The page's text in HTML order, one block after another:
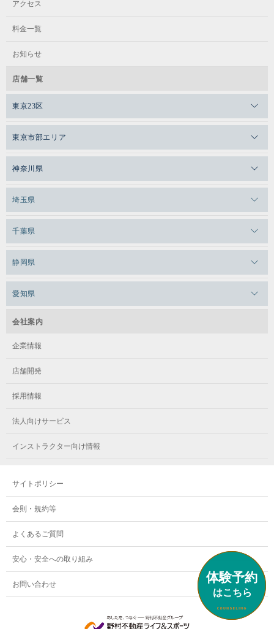
アクセス
料金一覧
お知らせ
店舗一覧
東京23区
メガロスルフレ恵比寿
メガロス日比谷シャンテ
メガロス白金台
メガロス田端
メガロスキッズ錦糸町
メガロス葛飾
東京市部エリア
メガロス三鷹
メガロスルフレ三鷹
メガロス武蔵小金井
メガロスルフレ武蔵小金井
メガロス玉川学園テニススクール
メガロス東小金井学童クラブ
神奈川県
メガロス上永谷
メガロスルフレ上永谷
メガロス神奈川
メガロス日吉
メガロス綱島
メガロスルフレ綱島
メガロス市ヶ尾
メガロス鷺沼
メガロスルフレ鷺沼
メガロス相模大野
メガロス大和
埼玉県
メガロスルフレ草加
千葉県
メガロス本八幡
静岡県
愛知県
メガロステラッセ納屋橋
メガロス千種
会社案内
企業情報
店舗開発
採用情報
法人向けサービス
インストラクター向け情報
サイトポリシー
会則・規約等
よくあるご質問
安心・安全への取り組み
お問い合わせ